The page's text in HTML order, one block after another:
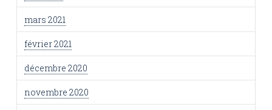
mars 2021
février 2021
décembre 2020
novembre 2020